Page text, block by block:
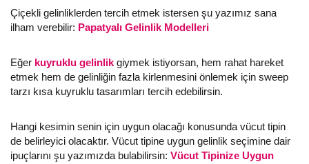
Çiçekli gelinliklerden tercih etmek istersen şu yazımız sana
ilham verebilir: Papatyalı Gelinlik Modelleri
Eğer kuyruklu gelinlik giymek istiyorsan, hem rahat hareket
etmek hem de gelinliğin fazla kirlenmesini önlemek için sweep
tarzı kısa kuyruklu tasarımları tercih edebilirsin.
Hangi kesimin senin için uygun olacağı konusunda vücut tipin
de belirleyici olacaktır. Vücut tipine uygun gelinlik seçimine dair
ipuçlarını şu yazımızda bulabilirsin: Vücut Tipinize Uygun